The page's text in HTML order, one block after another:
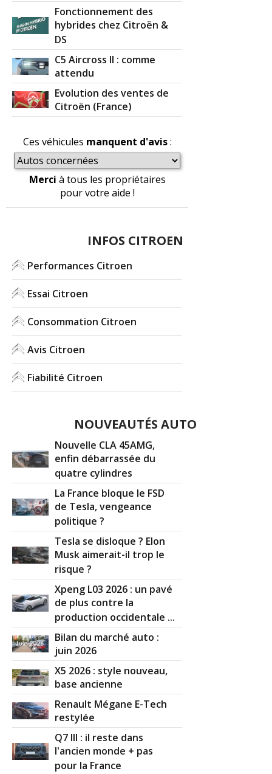
Fonctionnement des
hybrides chez Citroën &
DS
C5 Aircross II : comme
attendu
Evolution des ventes de
Citroën (France)
Ces véhicules manquent d'avis:
Merci à tous les propriétaires
pour votre aide !
INFOS CITROEN
Performances Citroen
Essai Citroen
Consommation Citroen
Avis Citroen
Fiabilité Citroen
NOUVEAUTÉS AUTO
Nouvelle CLA 45AMG,
enfin débarrassée du
quatre cylindres
La France bloque le FSD
de Tesla, vengeance
politique ?
Tesla se disloque ? Elon
Musk aimerait-il trop le
risque ?
Xpeng L03 2026 : un pavé
de plus contre la
production occidentale ...
Bilan du marché auto :
juin 2026
X5 2026 : style nouveau,
base ancienne
Renault Mégane E-Tech
restylée
Q7 III : il reste dans
l'ancien monde + pas
pour la France